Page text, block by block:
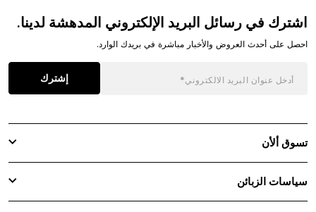
اشترك في رسائل البريد الإلكتروني المدهشة لدينا.
احصل على أحدث العروض والأخبار مباشرة في بريدك الوارد.
إشترك
تسوق ألأن
سياسات الزبائن